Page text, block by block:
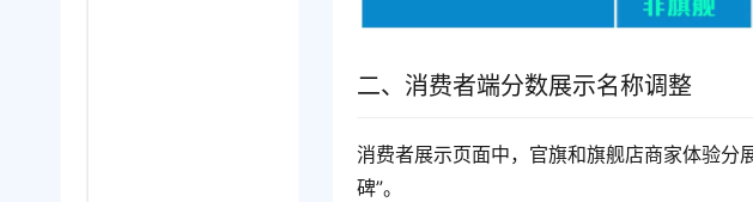
二、消费者端分数展示名称调整
消费者展示页面中，官旗和旗舰店商家体验分
碑”。